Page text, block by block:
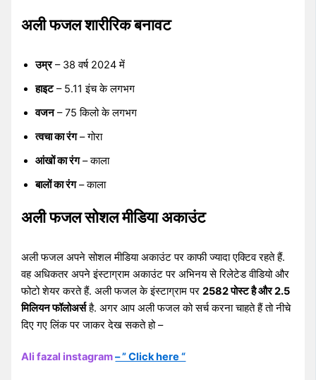
अली फजल शारीरिक बनावट
उम्र– 38 वर्ष 2024 में
हाइट– 5.11 इंच के लगभग
वजन– 75 किलो के लगभग
त्वचा का रंग– गोरा
आंखों का रंग– काला
बालों का रंग– काला
अली फजल सोशल मीडिया अकाउंट
अली फजल अपने सोशल मीडिया अकाउंट पर काफी ज्यादा एक्टिव रहते हैं.
वह अधिकतर अपने इंस्टाग्राम अकाउंट पर अभिनय से रिलेटेड वीडियो और
फोटो शेयर करते हैं. अली फजल के इंस्टाग्राम पर2582 पोस्ट है और 2.5
मिलियन फॉलोअर्सहै. अगर आप अली फजल को सर्च करना चाहते हैं तो नीचे
दिए गए लिंक पर जाकर देख सकते हो –
Ali fazal instagram– ” Click here “